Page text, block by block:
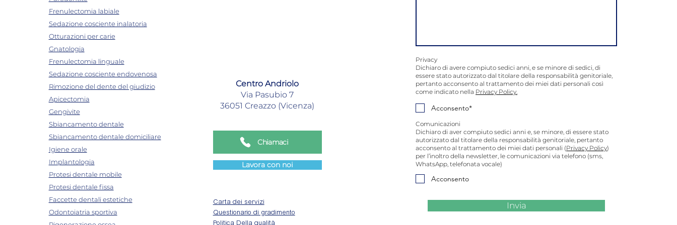
Frenulectomia labiale
Sedazione cosciente inalatoria
Otturazioni per carie
Gnatologia
Frenulectomia linguale
Sedazione cosciente endovenosa
Rimozione del dente del giudizio
Apicectomia
Gengivite
Sbiancamento dentale
Sbiancamento dentale domiciliare
Igiene orale
Implantologia
Protesi dentale mobile
Protesi dentale fissa
Faccette dentali estetiche
Odontoiatria sportiva
Centro Andriolo
Via Pasubio 7
36051 Creazzo (Vicenza)
Chiamaci
Lavora con noi
Carta dei servizi
Questionario di gradimento
Privacy
Dichiaro di avere compiuto sedici anni, e se minore di sedici, di
essere stato autorizzato dal titolare della responsabilità genitoriale,
pertanto acconsento al trattamento dei miei dati personali così
come indicato nella Privacy Policy.
Acconsento*
Comunicazioni
Dichiaro di aver compiuto sedici anni e, se minore, di essere stato
autorizzato dal titolare della responsabilità genitoriale, pertanto
acconsento al trattamento dei miei dati personali (Privacy Policy)
per l’inoltro della newsletter, le comunicazioni via telefono (sms,
WhatsApp, telefonata vocale)
Acconsento
Invia